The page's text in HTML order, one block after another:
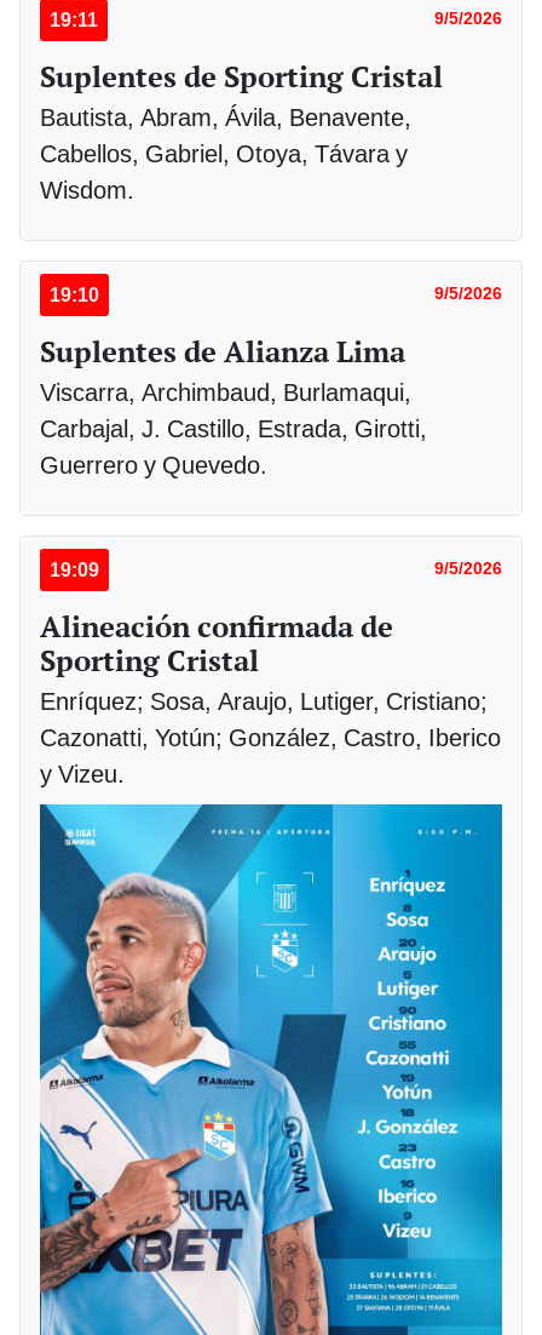
19:11 9/5/2026
Suplentes de Sporting Cristal
Bautista, Abram, Ávila, Benavente,
Cabellos, Gabriel, Otoya, Távara y
Wisdom.
19:10 9/5/2026
Suplentes de Alianza Lima
Viscarra, Archimbaud, Burlamaqui,
Carbajal, J. Castillo, Estrada, Girotti,
Guerrero y Quevedo.
19:09 9/5/2026
Alineación confirmada de
Sporting Cristal
Enríquez; Sosa, Araujo, Lutiger, Cristiano;
Cazonatti, Yotún; González, Castro, Iberico
y Vizeu.